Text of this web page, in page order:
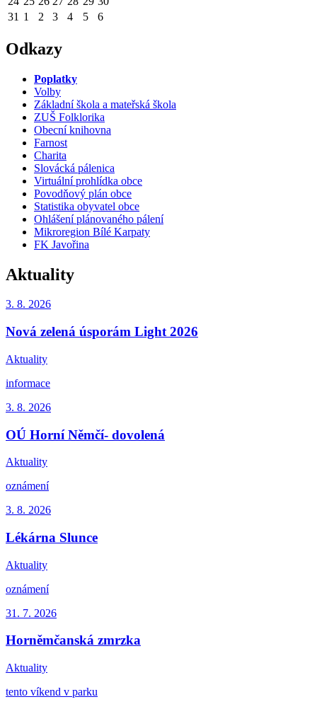
31 1 2 3 4 5 6
Odkazy
Poplatky
Volby
Základní škola a mateřská škola
ZUŠ Folklorika
Obecní knihovna
Farnost
Charita
Slovácká pálenica
Virtuální prohlídka obce
Povodňový plán obce
Statistika obyvatel obce
Ohlášení plánovaného pálení
Mikroregion Bílé Karpaty
FK Javořina
Aktuality
3. 8. 2026
Nová zelená úsporám Light 2026
Aktuality
informace
3. 8. 2026
OÚ Horní Němčí- dovolená
Aktuality
oznámení
3. 8. 2026
Lékárna Slunce
Aktuality
oznámení
31. 7. 2026
Horněmčanská zmrzka
Aktuality
tento víkend v parku